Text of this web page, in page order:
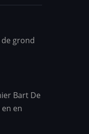
grond
Bart De
en